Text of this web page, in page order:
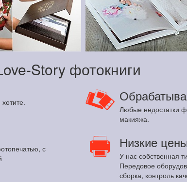
Story фотокниги
Любые недостатки
макияжа.
с
Низкие
У нас собственная
Передовое
сборка, контроль